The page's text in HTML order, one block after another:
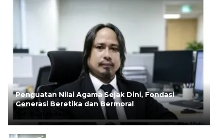
Penguatan Nilai Agama Sejak Dini, Fondasi
Generasi Beretika dan Bermoral
Rudi Andesta